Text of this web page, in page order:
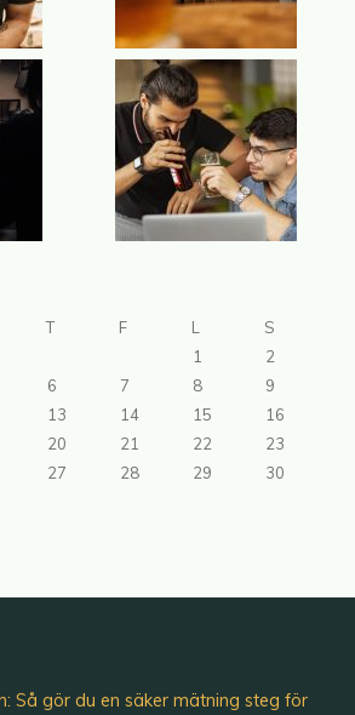
T F L
S
1
2
6 7 8
9
13 14 15
16
20 21 22
23
27 28 29
30
Så gör du en säker mätning steg för